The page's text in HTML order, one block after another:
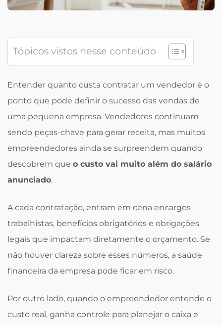
Tópicos vistos nesse conteúdo
Entender quanto custa contratar um vendedor é o
ponto que pode definir o sucesso das vendas de
uma pequena empresa. Vendedores continuam
sendo peças-chave para gerar receita, mas muitos
empreendedores ainda se surpreendem quando
descobrem que o custo vai muito além do salário
anunciado.
A cada contratação, entram em cena encargos
trabalhistas, benefícios obrigatórios e obrigações
legais que impactam diretamente o orçamento. Se
não houver clareza sobre esses números, a saúde
financeira da empresa pode ficar em risco.
Por outro lado, quando o empreendedor entende o
custo real, ganha controle para planejar o caixa e